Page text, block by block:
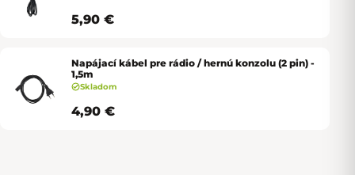
5,90 €
Napájací kábel pre rádio / hernú konzolu (2 pin) -
1,5m
Skladom
4,90 €